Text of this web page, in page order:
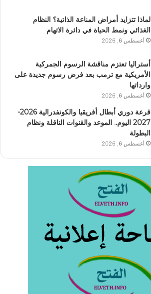
لماذا تتزايد أمراض المناعة الذاتية؟ النظام
الغذائي ونمط الحياة في دائرة الاتهام
أغسطس 6, 2026
أستراليا تعتزم مناقشة الرسوم الجمركية
الأمريكية مع ترمب بعد فرض رسوم جديدة على
وارداتها
أغسطس 6, 2026
قرعة دوري أبطال أفريقيا والكونفدرالية 2026-
2027 اليوم.. الموعد والقنوات الناقلة ونظام
البطولة
أغسطس 6, 2026